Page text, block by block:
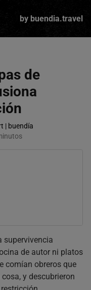
by buendia.travel
de
| buendía
supervivencia
de autor ni platos
comían obreros que
y descubrieron